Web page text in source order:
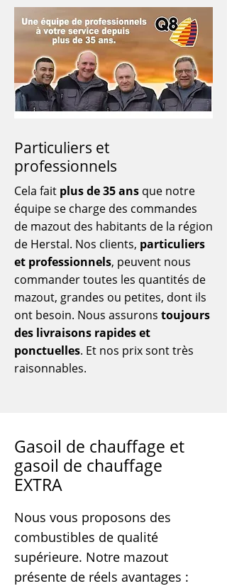
Particuliers et
professionnels
Cela fait plus de 35 ans que notre
équipe se charge des commandes
de mazout des habitants de la région
de Herstal. Nos clients, particuliers
et professionnels, peuvent nous
commander toutes les quantités de
mazout, grandes ou petites, dont ils
ont besoin. Nous assurons toujours
des livraisons rapides et
ponctuelles. Et nos prix sont très
raisonnables.
Gasoil de chauffage et
gasoil de chauffage
EXTRA
Nous vous proposons des
combustibles de qualité
supérieure. Notre mazout
présente de réels avantages :